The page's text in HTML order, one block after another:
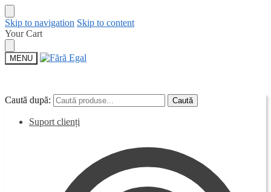
Skip to navigation Skip to content
Your Cart
MENU
Caută după: Caută
Suport clienți
Caută după: Caută